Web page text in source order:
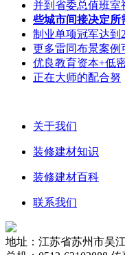
并到省委总值班室
些城市间接决定所
制业单项冠军达到
更多雷同布景案例
优良教育资本+低
正在大师的配合努
关于我们
装修建材知识
装修建材百科
联系我们
地址：江苏省苏州市吴